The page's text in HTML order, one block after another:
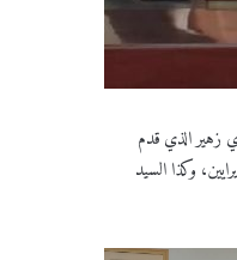
زهير الذي قدم
وكذا السيد